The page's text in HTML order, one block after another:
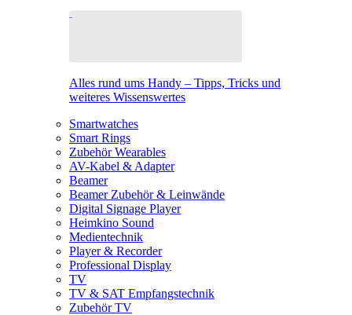
Alles rund ums Handy – Tipps, Tricks und
weiteres Wissenswertes
Smartwatches
Smart Rings
Zubehör Wearables
AV-Kabel & Adapter
Beamer
Beamer Zubehör & Leinwände
Digital Signage Player
Heimkino Sound
Medientechnik
Player & Recorder
Professional Display
TV
TV & SAT Empfangstechnik
Zubehör TV